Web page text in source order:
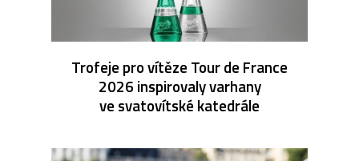
Trofeje pro vítěze Tour de France
2026 inspirovaly varhany
ve svatovítské katedrále